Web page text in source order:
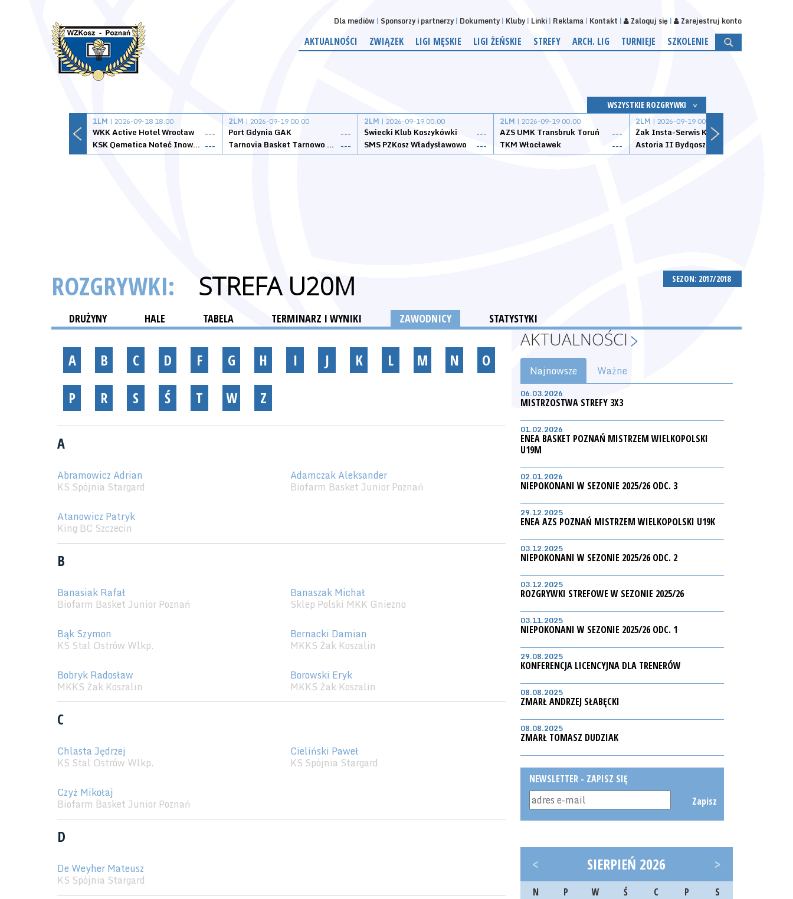
Dla mediów Sponsorzy i partnerzy Dokumenty Kluby Linki Reklama Kontakt Zaloguj się Zarejestruj konto
AKTUALNOŚCI ZWIĄZEK LIGI MĘSKIE LIGI ŻEŃSKIE STREFY ARCH. LIG TURNIEJE SZKOLENIE
WSZYSTKIE ROZGRYWKI
1LM | 2026-09-18 18:00
WKK Active Hotel Wrocław
---
KSK Qemetica Noteć Inowrocław ---
2LM | 2026-09-19 00:00
Port Gdynia GAK
---
Tarnovia Basket Tarnowo Podgórne ---
2LM | 2026-09-19 00:00
Świecki Klub Koszykówki
---
SMS PZKosz Władysławowo
---
2LM | 2026-09-19 00:00
AZS UMK Transbruk Toruń
---
TKM Włocławek
---
2LM | 2026-09-19 00:00
Żak Insta-Serwis Koszalin
Astoria II Bydgoszcz
SEZON: 2017/2018
ROZGRYWKI: STREFA U20M
DRUŻYNY HALE TABELA TERMINARZ I WYNIKI ZAWODNICY STATYSTYKI
A B C D F G H I J K L M N
O
P
R S Ś T W Z
A
Abramowicz Adrian
KS Spójnia Stargard
Adamczak Aleksander
Biofarm Basket Junior Poznań
Atanowicz Patryk
King BC Szczecin
B
Banasiak Rafał
Biofarm Basket Junior Poznań
Banaszak Michał
Sklep Polski MKK Gniezno
Bąk Szymon
KS Stal Ostrów Wlkp.
Bernacki Damian
MKKS Żak Koszalin
Bobryk Radosław
MKKS Żak Koszalin
Borowski Eryk
MKKS Żak Koszalin
C
Chlasta Jędrzej
KS Stal Ostrów Wlkp.
Cieliński Paweł
KS Spójnia Stargard
Czyż Mikołaj
Biofarm Basket Junior Poznań
D
De Weyher Mateusz
KS Spójnia Stargard
AKTUALNOŚCI
Najnowsze Ważne
06.03.2026
MISTRZOSTWA STREFY 3X3
01.02.2026
ENEA BASKET POZNAŃ MISTRZEM WIELKOPOLSKI
U19M
02.01.2026
NIEPOKONANI W SEZONIE 2025/26 ODC. 3
29.12.2025
ENEA AZS POZNAŃ MISTRZEM WIELKOPOLSKI U19K
03.12.2025
NIEPOKONANI W SEZONIE 2025/26 ODC. 2
03.12.2025
ROZGRYWKI STREFOWE W SEZONIE 2025/26
03.11.2025
NIEPOKONANI W SEZONIE 2025/26 ODC. 1
29.08.2025
KONFERENCJA LICENCYJNA DLA TRENERÓW
08.08.2025
ZMARŁ ANDRZEJ SŁABĘCKI
08.08.2025
ZMARŁ TOMASZ DUDZIAK
NEWSLETTER - ZAPISZ SIĘ
Zapisz
< SIERPIEŃ 2026 >
N P W Ś C P S